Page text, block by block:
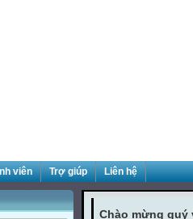
viên Trợ giúp Liên hệ
Chào mừng